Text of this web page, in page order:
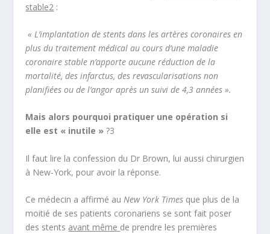
stable2 :
« L’implantation de stents dans les artères coronaires en
plus du traitement médical au cours d’une maladie
coronaire stable n’apporte aucune réduction de la
mortalité, des infarctus, des revascularisations non
planifiées ou de l’angor après un suivi de 4,3 années ».
Mais alors pourquoi pratiquer une opération si
elle est « inutile » ?3
Il faut lire la confession du Dr Brown, lui aussi chirurgien
à New-York, pour avoir la réponse.
Ce médecin a affirmé auNew York Times que plus de la
moitié de ses patients coronariens se sont fait poser
des stents avant même de prendre les premières